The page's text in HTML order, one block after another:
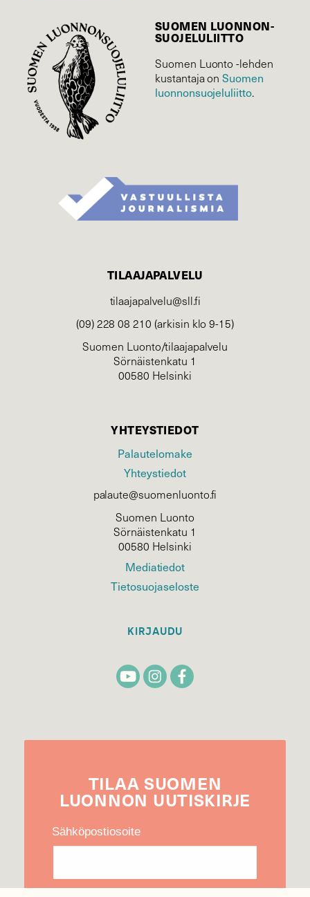
SUOMEN LUONNON­
SUOJELU­LIITTO
Suomen Luonto -lehden
kustantaja onSuomen
luonnonsuojelu­liitto.
TILAAJAPALVELU
tilaajapalvelu@sll.fi
(09) 228 08 210 (arkisin klo 9-15)
Suomen Luonto/tilaajapalvelu
Sörnäistenkatu 1
00580 Helsinki
YHTEYSTIEDOT
Palautelomake
Yhteystiedot
palaute@suomenluonto.fi
Suomen Luonto
Sörnäistenkatu 1
00580 Helsinki
Mediatiedot
Tietosuojaseloste
KIRJAUDU
TILAA SUOMEN
LUONNON UUTIS­KIRJE
Sähköpostiosoite